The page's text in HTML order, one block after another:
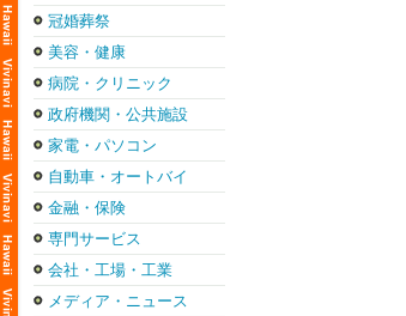
冠婚葬祭
美容・健康
病院・クリニック
政府機関・公共施設
家電・パソコン
自動車・オートバイ
金融・保険
専門サービス
会社・工場・工業
メディア・ニュース